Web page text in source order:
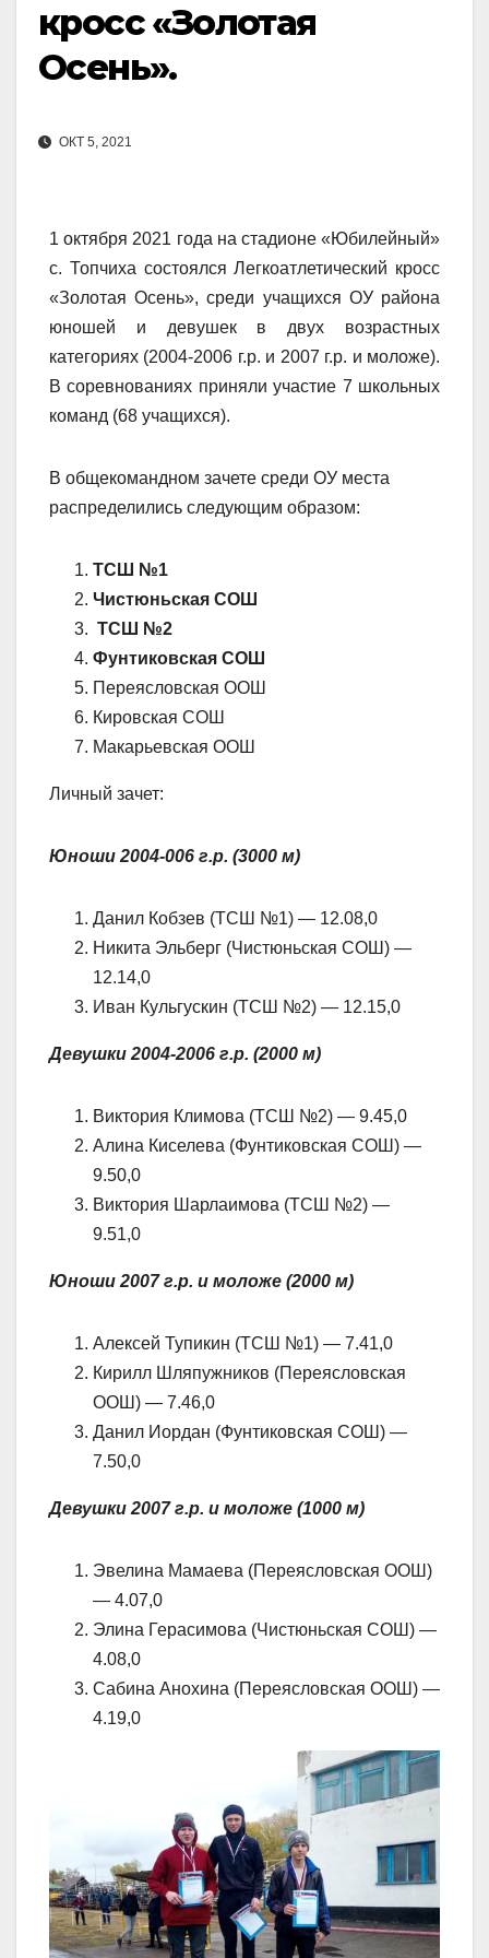
кросс «Золотая
Осень».
ОКТ 5, 2021
1 октября 2021 года на стадионе «Юбилейный»
с. Топчиха состоялся Легкоатлетический кросс
«Золотая Осень», среди учащихся ОУ района
юношей и девушек в двух возрастных
категориях (2004-2006 г.р. и 2007 г.р. и моложе).
В соревнованиях приняли участие 7 школьных
команд (68 учащихся).
В общекомандном зачете среди ОУ места
распределились следующим образом:
ТСШ №1
Чистюньская СОШ
ТСШ №2
Фунтиковская СОШ
Переясловская ООШ
Кировская СОШ
Макарьевская ООШ
Личный зачет:
Юноши 2004-006 г.р. (3000 м)
Данил Кобзев (ТСШ №1) — 12.08,0
Никита Эльберг (Чистюньская СОШ) —
12.14,0
Иван Кульгускин (ТСШ №2) — 12.15,0
Девушки 2004-2006 г.р. (2000 м)
Виктория Климова (ТСШ №2) — 9.45,0
Алина Киселева (Фунтиковская СОШ) —
9.50,0
Виктория Шарлаимова (ТСШ №2) —
9.51,0
Юноши 2007 г.р. и моложе (2000 м)
Алексей Тупикин (ТСШ №1) — 7.41,0
Кирилл Шляпужников (Переясловская
ООШ) — 7.46,0
Данил Иордан (Фунтиковская СОШ) —
7.50,0
Девушки 2007 г.р. и моложе (1000 м)
Эвелина Мамаева (Переясловская ООШ)
— 4.07,0
Элина Герасимова (Чистюньская СОШ) —
4.08,0
Сабина Анохина (Переясловская ООШ) —
4.19,0